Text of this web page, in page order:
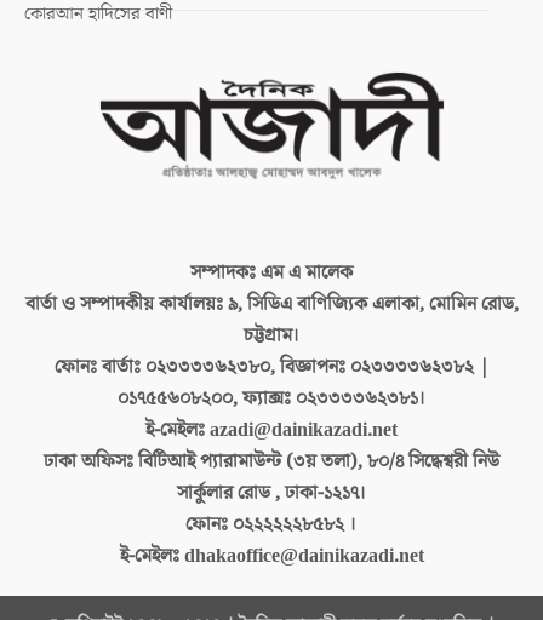
কোরআন হাদিসের বাণী
সম্পাদকঃএম এ মালেক
বার্তা ও সম্পাদকীয় কার্যালয়ঃ৯, সিডিএ বাণিজ্যিক এলাকা, মোমিন রোড,
চট্টগ্রাম।
ফোনঃ বার্তাঃ ০২৩৩৩৩৬২৩৮০, বিজ্ঞাপনঃ ০২৩৩৩৩৬২৩৮২ |
০১৭৫৫৬০৮২০০, ফ্যাক্সঃ ০২৩৩৩৩৬২৩৮১।
ই-মেইলঃazadi@dainikazadi.net
ঢাকা অফিসঃবিটিআই প্যারামাউন্ট (৩য় তলা), ৮০/৪ সিদ্ধেশ্বরী নিউ
সার্কুলার রোড , ঢাকা-১২১৭।
ফোনঃ ০২২২২২২৮৫৮২ ।
ই-মেইলঃdhakaoffice@dainikazadi.net